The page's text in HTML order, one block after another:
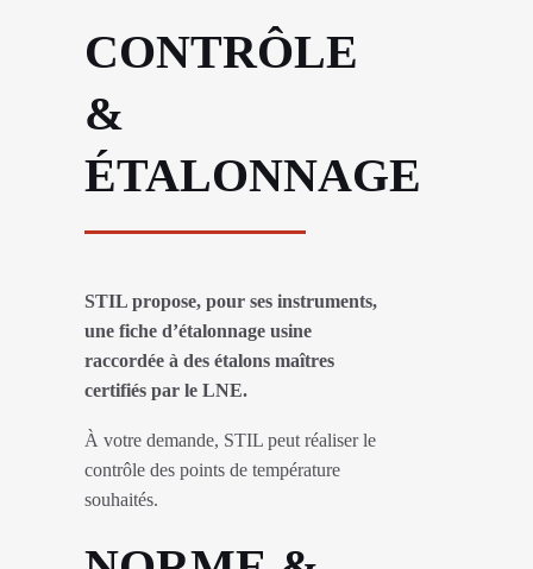
CONTRÔLE
&
ÉTALONNAGE
STIL propose, pour ses instruments,
une fiche d’étalonnage usine
raccordée à des étalons maîtres
certifiés par le LNE.
À votre demande, STIL peut réaliser le
contrôle des points de température
souhaités.